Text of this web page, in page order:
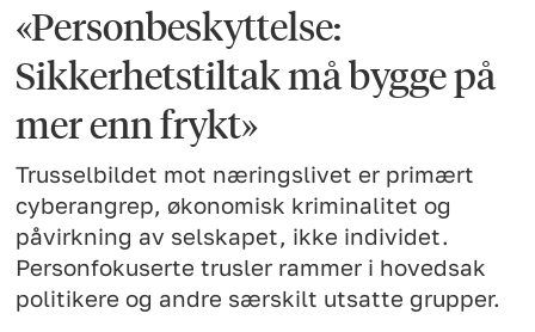
«Personbeskyttelse:
Sikkerhetstiltak må bygge på
mer enn frykt»
Trusselbildet mot næringslivet er primært
cyberangrep, økonomisk kriminalitet og
påvirkning av selskapet, ikke individet.
Personfokuserte trusler rammer i hovedsak
politikere og andre særskilt utsatte grupper.